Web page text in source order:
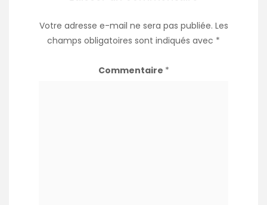
Votre adresse e-mail ne sera pas publiée. Les
champs obligatoires sont indiqués avec *
Commentaire *